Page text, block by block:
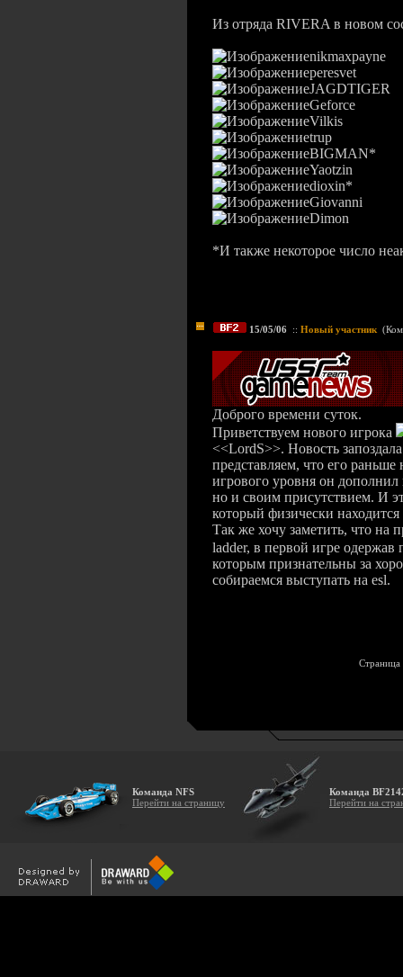
Из отряда RIVERA в новом
nikmaxpayne
peresvet
JAGDTIGER
Geforce
Vilkis
trup
BIGMAN*
Yaotzin
dioxin*
Giovanni
Dimon
*И также некоторое число
15/05/06 :: Новый участник (
Доброго времени суток.
Приветствуем нового игрока
<<LordS>>. Новость
представляем, что его
игрового уровня он
но и своим присутствием. И
который физически
Так же хочу заметить, что на
ladder, в первой игре
которым признательны за
собираемся выступать на esl.
Страница
Команда NFS
Перейти на страницу
Команда
Перейти на